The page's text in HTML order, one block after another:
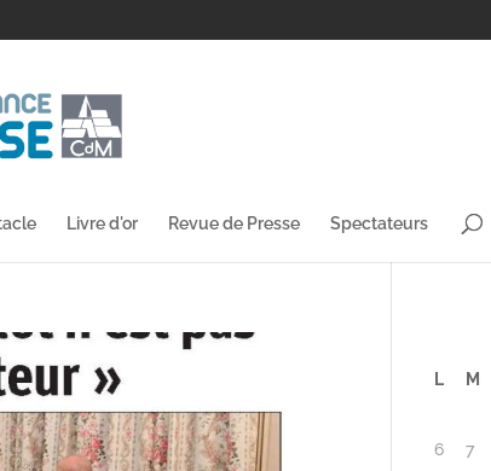
Livre d'or Revue de Presse Spectateurs
L M
6
7